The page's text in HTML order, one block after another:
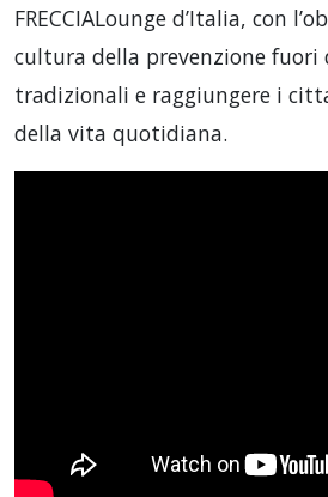
FRECCIALounge d’Italia, con
cultura della prevenzione fuori
tradizionali e raggiungere i
della vita quotidiana.